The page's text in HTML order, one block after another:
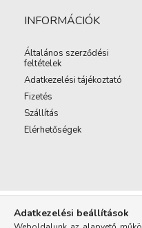
INFORMÁCIÓK
Általános szerződési
feltételek
Adatkezelési tájékoztató
Fizetés
Szállítás
Elérhetőségek
Adatkezelési beállítások